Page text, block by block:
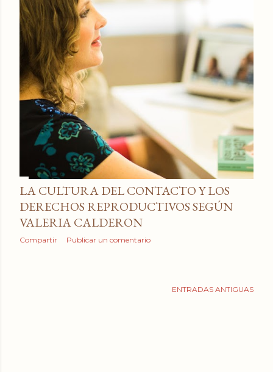
a
d
a
s
LA CULTURA DEL CONTACTO Y LOS
DERECHOS REPRODUCTIVOS SEGÚN
VALERIA CALDERON
Compartir Publicar un comentario
ENTRADAS ANTIGUAS